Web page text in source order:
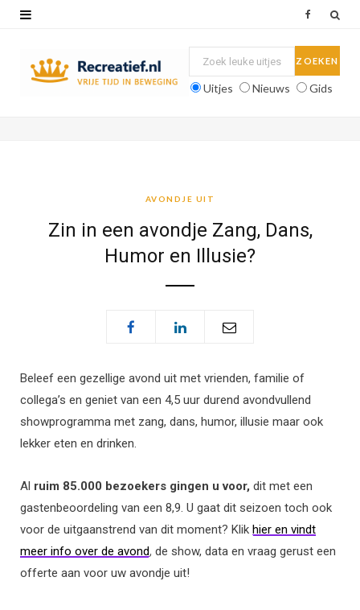
Uitjes Nieuws Gids
AVONDJE UIT
Zin in een avondje Zang, Dans,
Humor en Illusie?
Beleef een gezellige avond uit met vrienden, familie of
collega’s en geniet van een 4,5 uur durend avondvullend
showprogramma met zang, dans, humor, illusie maar ook
lekker eten en drinken.
Al ruim 85.000 bezoekers gingen u voor, dit met een
gastenbeoordeling van een 8,9. U gaat dit seizoen toch ook
voor de uitgaanstrend van dit moment? Klik hier en vindt
meer info over de avond, de show, data en vraag gerust een
offerte aan voor uw avondje uit!